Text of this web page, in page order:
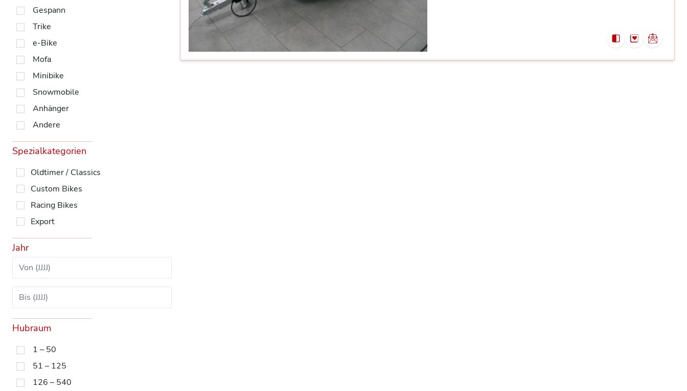
Gespann
Trike
e-Bike
Mofa
Minibike
Snowmobile
Anhänger
Andere
Spezialkategorien
Oldtimer / Classics
Custom Bikes
Racing Bikes
Export
Jahr
Hubraum
1 – 50
51 – 125
126 – 540